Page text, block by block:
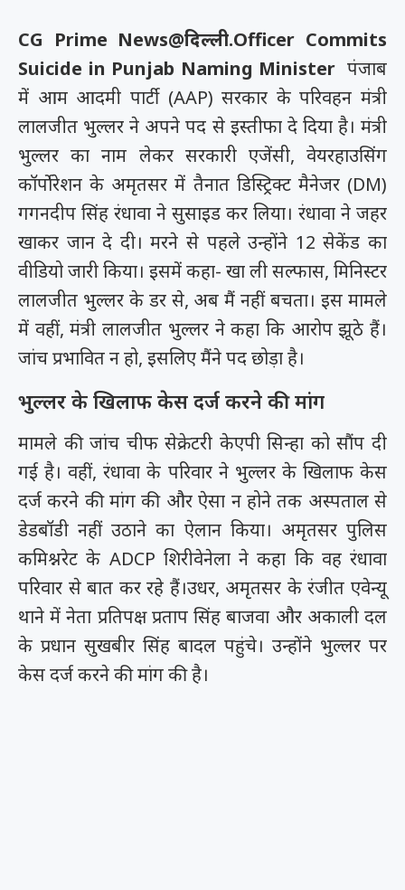
CG Prime News@दिल्ली.Officer Commits
Suicide in Punjab Naming Minister पंजाब
में आम आदमी पार्टी (AAP) सरकार के परिवहन मंत्री
लालजीत भुल्लर ने अपने पद से इस्तीफा दे दिया है। मंत्री
भुल्लर का नाम लेकर सरकारी एजेंसी, वेयरहाउसिंग
कॉर्पोरेशन के अमृतसर में तैनात डिस्ट्रिक्ट मैनेजर (DM)
गगनदीप सिंह रंधावा ने सुसाइड कर लिया। रंधावा ने जहर
खाकर जान दे दी। मरने से पहले उन्होंने 12 सेकेंड का
वीडियो जारी किया। इसमें कहा- खा ली सल्फास, मिनिस्टर
लालजीत भुल्लर के डर से, अब मैं नहीं बचता। इस मामले
में वहीं, मंत्री लालजीत भुल्लर ने कहा कि आरोप झूठे हैं।
जांच प्रभावित न हो, इसलिए मैंने पद छोड़ा है।
भुल्लर के खिलाफ केस दर्ज करने की मांग
मामले की जांच चीफ सेक्रेटरी केएपी सिन्हा को सौंप दी
गई है। वहीं, रंधावा के परिवार ने भुल्लर के खिलाफ केस
दर्ज करने की मांग की और ऐसा न होने तक अस्पताल से
डेडबॉडी नहीं उठाने का ऐलान किया। अमृतसर पुलिस
कमिश्नरेट के ADCP शिरीवेनेला ने कहा कि वह रंधावा
परिवार से बात कर रहे हैं।उधर, अमृतसर के रंजीत एवेन्यू
थाने में नेता प्रतिपक्ष प्रताप सिंह बाजवा और अकाली दल
के प्रधान सुखबीर सिंह बादल पहुंचे। उन्होंने भुल्लर पर
केस दर्ज करने की मांग की है।